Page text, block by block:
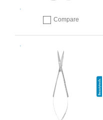
Add to compare
Compare